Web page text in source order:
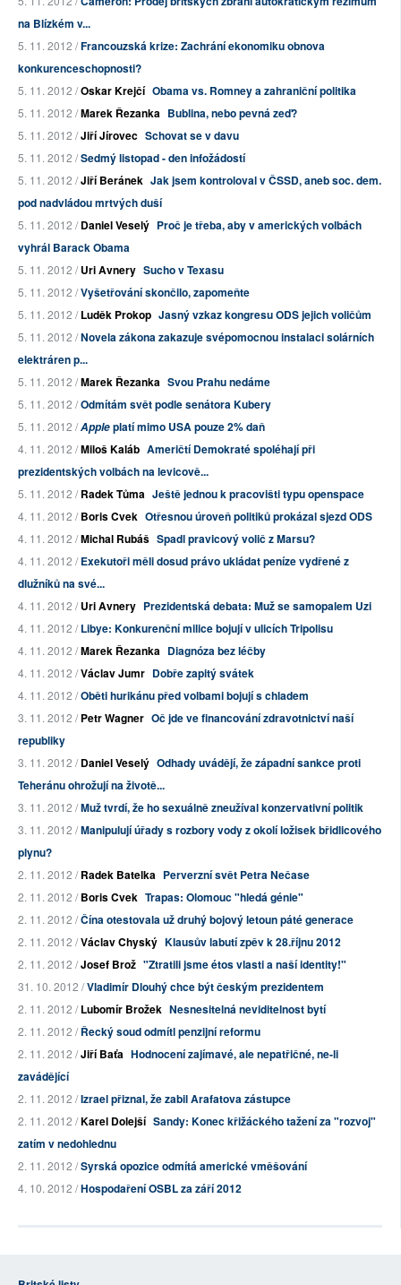
na Blízkém v...
5. 11. 2012 /Francouzská krize: Zachrání ekonomiku obnova
konkurenceschopnosti?
5. 11. 2012 /Oskar Krejčí Obama vs. Romney a zahraniční politika
5. 11. 2012 /Marek Řezanka Bublina, nebo pevná zeď?
5. 11. 2012 /Jiří Jírovec Schovat se v davu
5. 11. 2012 /Sedmý listopad - den infožádostí
5. 11. 2012 /Jiří Beránek Jak jsem kontroloval v ČSSD, aneb soc. dem.
pod nadvládou mrtvých duší
5. 11. 2012 /Daniel Veselý Proč je třeba, aby v amerických volbách
vyhrál Barack Obama
5. 11. 2012 /Uri Avnery Sucho v Texasu
5. 11. 2012 /Vyšetřování skončilo, zapomeňte
5. 11. 2012 /Luděk Prokop Jasný vzkaz kongresu ODS jejich voličům
5. 11. 2012 /Novela zákona zakazuje svépomocnou instalaci solárních
elektráren p...
5. 11. 2012 /Marek Řezanka Svou Prahu nedáme
5. 11. 2012 /Odmítám svět podle senátora Kubery
5. 11. 2012 /Appleplatí mimo USA pouze 2% daň
4. 11. 2012 /Miloš Kaláb Američtí Demokraté spoléhají při
prezidentských volbách na levicově...
5. 11. 2012 /Radek Tůma Ještě jednou k pracovišti typu openspace
4. 11. 2012 /Boris Cvek Otřesnou úroveň politiků prokázal sjezd ODS
4. 11. 2012 /Michal Rubáš Spadl pravicový volič z Marsu?
4. 11. 2012 /Exekutoři měli dosud právo ukládat peníze vydřené z
dlužníků na své...
4. 11. 2012 /Uri Avnery Prezidentská debata: Muž se samopalem Uzi
4. 11. 2012 /Libye: Konkurenční milice bojují v ulicích Tripolisu
4. 11. 2012 /Marek Řezanka Diagnóza bez léčby
4. 11. 2012 /Václav Jumr Dobře zapitý svátek
4. 11. 2012 /Oběti hurikánu před volbami bojují s chladem
3. 11. 2012 /Petr Wagner Oč jde ve financování zdravotnictví naší
republiky
3. 11. 2012 /Daniel Veselý Odhady uvádějí, že západní sankce proti
Teheránu ohrožují na životě...
3. 11. 2012 /Muž tvrdí, že ho sexuálně zneužíval konzervativní politik
3. 11. 2012 /Manipulují úřady s rozbory vody z okolí ložisek břidlicového
plynu?
2. 11. 2012 /Radek Batelka Perverzní svět Petra Nečase
2. 11. 2012 /Boris Cvek Trapas: Olomouc "hledá génie"
2. 11. 2012 /Čína otestovala už druhý bojový letoun páté generace
2. 11. 2012 /Václav Chyský Klausův labutí zpěv k 28.říjnu 2012
2. 11. 2012 /Josef Brož "Ztratili jsme étos vlasti a naší identity!"
31. 10. 2012 /Vladimír Dlouhý chce být českým prezidentem
2. 11. 2012 /Lubomír Brožek Nesnesitelná neviditelnost bytí
2. 11. 2012 /Řecký soud odmítl penzijní reformu
2. 11. 2012 /Jiří Baťa Hodnocení zajímavé, ale nepatřičné, ne-li
zavádějící
2. 11. 2012 /Izrael přiznal, že zabil Arafatova zástupce
2. 11. 2012 /Karel Dolejší Sandy: Konec křižáckého tažení za "rozvoj"
zatím v nedohlednu
2. 11. 2012 /Syrská opozice odmítá americké vměšování
4. 10. 2012 /Hospodaření OSBL za září 2012